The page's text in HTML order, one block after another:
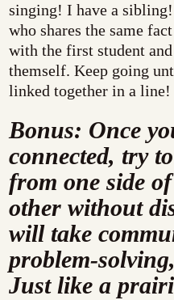
singing! I have a
who shares the same
with the first student
themself. Keep going
linked together in a line!
Bonus: Once
connected, try
from one side
other without
will take
problem-
Just like a